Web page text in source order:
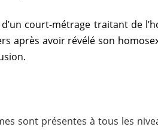
court-métrage traitant de
après avoir révélé son
sont présentes à tous les